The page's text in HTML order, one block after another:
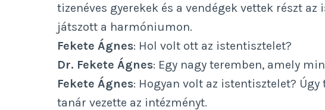
tizenéves gyerekek és a vendégek vettek részt
játszott a harmóniumon.
Fekete Ágnes: Hol volt ott az istentisztelet?
Dr. Fekete Ágnes: Egy nagy teremben, amely
Fekete Ágnes: Hogyan volt az istentisztelet?
tanár vezette az intézményt.